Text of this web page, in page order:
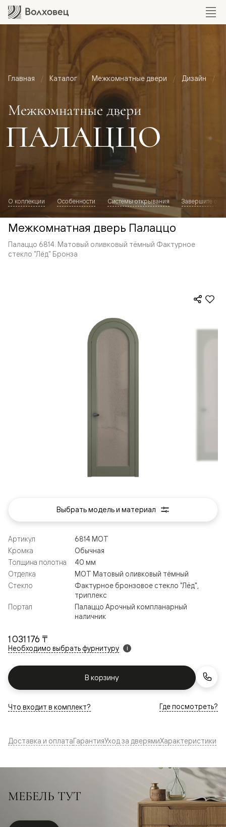
Главная Каталог Межкомнатные двери Дизайн
Межкомнатные двери
ПАЛАЦЦО
О коллекции Особенности Системы открывания Завершите
Межкомнатная дверь Палаццо
Палаццо 6814. Матовый оливковый тёмный Фактурное
стекло "Лёд" Бронза
1 031 176 ₸
Необходимо выбрать фурнитуру i
В корзину
Артикул
6814 МОТ
Кромка
Обычная
Толщина полотна
40 мм
Отделка
МОТ Матовый оливковый тёмный
Стекло
Фактурное бронзовое стекло "Лёд",
триплекс
Портал
Палаццо Арочный компланарный
наличник
Что входит в комплект? Где посмотреть?
Выбрать модель и материал
Доставка и оплатаГарантияУход за дверямиХарактеристики
МЕБЕЛЬ ТУТ